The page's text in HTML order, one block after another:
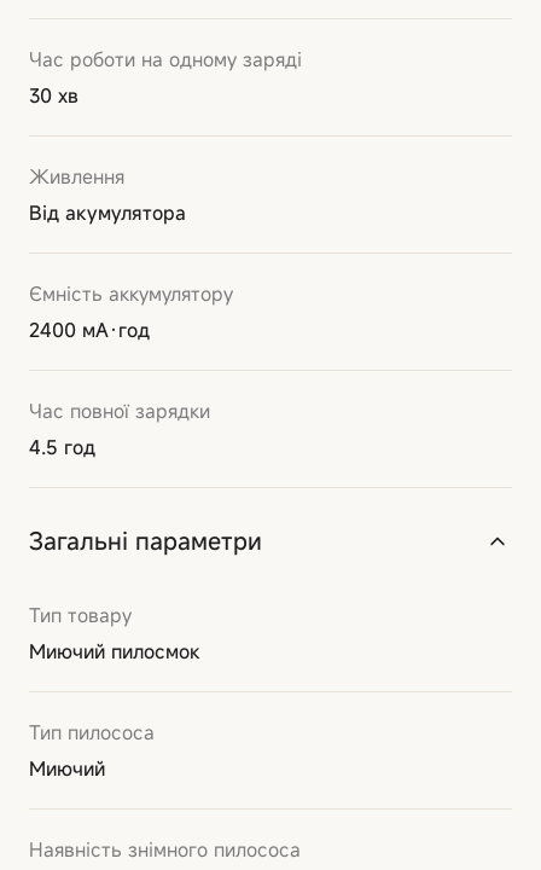
Час роботи на одному заряді
30 хв
Живлення
Від акумулятора
Ємність аккумулятору
2400 мА·год
Час повної зарядки
4.5 год
Загальні параметри
Тип товару
Миючий пилосмок
Тип пилососа
Миючий
Наявність знімного пилососа